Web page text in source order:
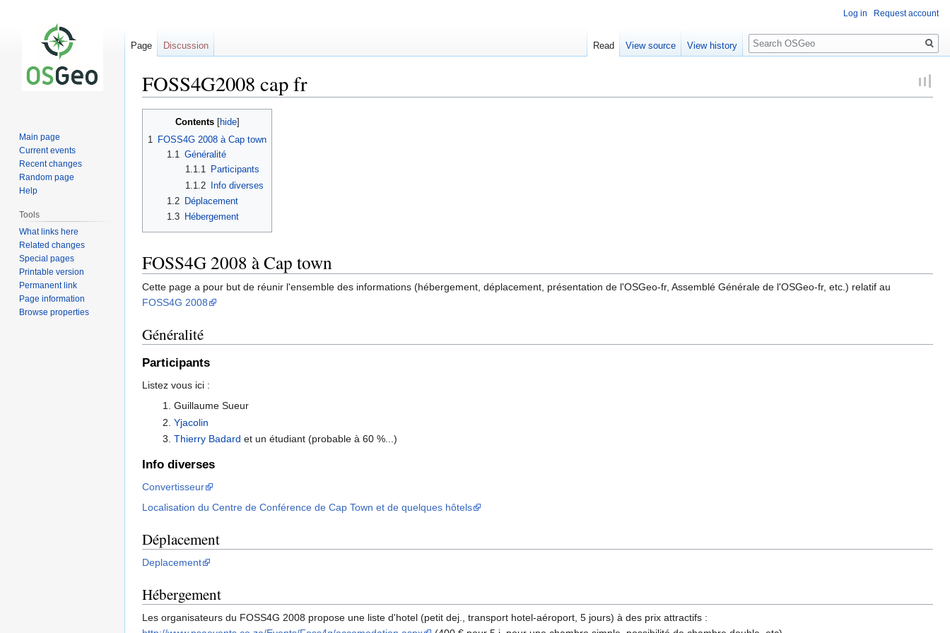
FOSS4G2008 cap fr
Contents
1 FOSS4G 2008 à Cap town
1.1 Généralité
1.1.1 Participants
1.1.2
Info diverses
1.2
Déplacement
1.3
Hébergement
FOSS4G 2008 à Cap town
Cette page a pour but de réunir l'ensemble des informations (hébergement, déplacement, présentation de l'OSGeo-fr, Assemblé Générale de l'OSGeo-fr, etc.) relatif au
FOSS4G 2008
Généralité
Participants
Listez vous ici :
Guillaume Sueur
Yjacolin
Thierry Badard et un étudiant (probable à 60 %...)
Info diverses
Convertisseur
Localisation du Centre de Conférence de Cap Town et de quelques hôtels
Déplacement
Deplacement
Hébergement
Les organisateurs du FOSS4G 2008 propose une liste d'hotel (petit dej., transport hotel-aéroport, 5 jours) à des prix attractifs :
Log in Request account
Page Discussion Read View source View history
Search
Main page
Current events
Recent changes
Random page
Help
Tools
What links here
Related changes
Special pages
Printable version
Permanent link
Page information
Browse properties